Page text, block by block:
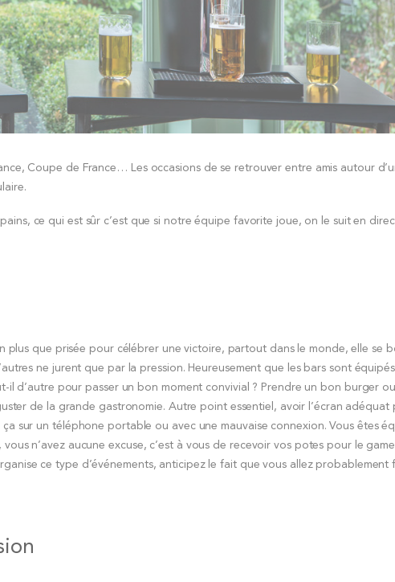
Coupe de France… Les occasions de se retrouver entre amis autour
ce qui est sûr c’est que si notre équipe favorite joue, on le suit en
plus que prisée pour célébrer une victoire, partout dans le monde, elle se
ne jurent que par la pression. Heureusement que les bars sont
d’autre pour passer un bon moment convivial ? Prendre un bon burger ou
de la grande gastronomie. Autre point essentiel, avoir l’écran adéquat
sur un téléphone portable ou avec une mauvaise connexion. Vous êtes
n’avez aucune excuse, c’est à vous de recevoir vos potes pour le
ce type d’événements, anticipez le fait que vous allez probablement